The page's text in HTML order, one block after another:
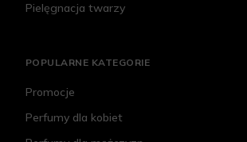
Pielęgnacja twarzy
POPULARNE KATEGORIE
Promocje
Perfumy dla kobiet